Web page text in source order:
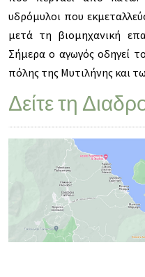
υδρόμυλοι που
μετά τη βιομηχανική
Σήμερα ο αγωγός οδηγεί
πόλης της Μυτιλήνης και
Δείτε τη